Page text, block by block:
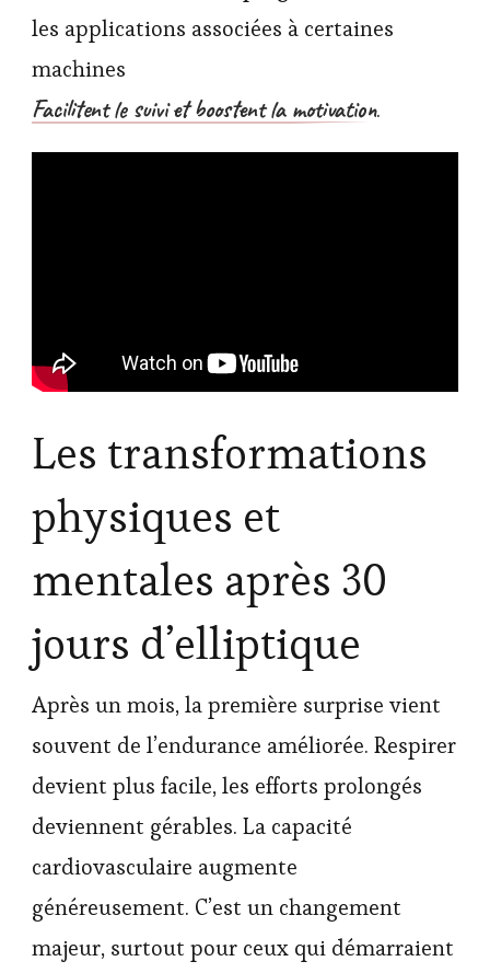
les applications associées à certaines
machines
Facilitent le suivi et boostent la motivation.
Les transformations
physiques et
mentales après 30
jours d’elliptique
Après un mois, la première surprise vient
souvent de l’endurance améliorée. Respirer
devient plus facile, les efforts prolongés
deviennent gérables. La capacité
cardiovasculaire augmente
généreusement. C’est un changement
majeur, surtout pour ceux qui démarraient